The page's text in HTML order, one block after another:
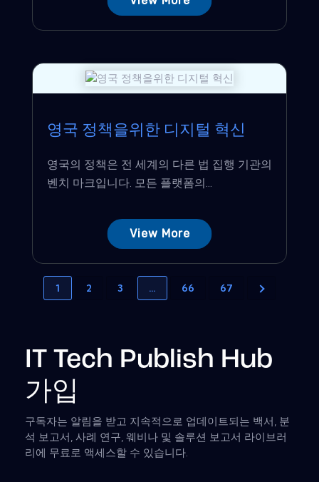
영국 정책을위한 디지털 혁신
영국의 정책은 전 세계의 다른 법 집행 기관의
벤치 마크입니다. 모든 플랫폼의...
View More
1 2 3 … 66 67
IT Tech Publish Hub
가입
구독자는 알림을 받고 지속적으로 업데이트되는 백서, 분
석 보고서, 사례 연구, 웨비나 및 솔루션 보고서 라이브러
리에 무료로 액세스할 수 있습니다.